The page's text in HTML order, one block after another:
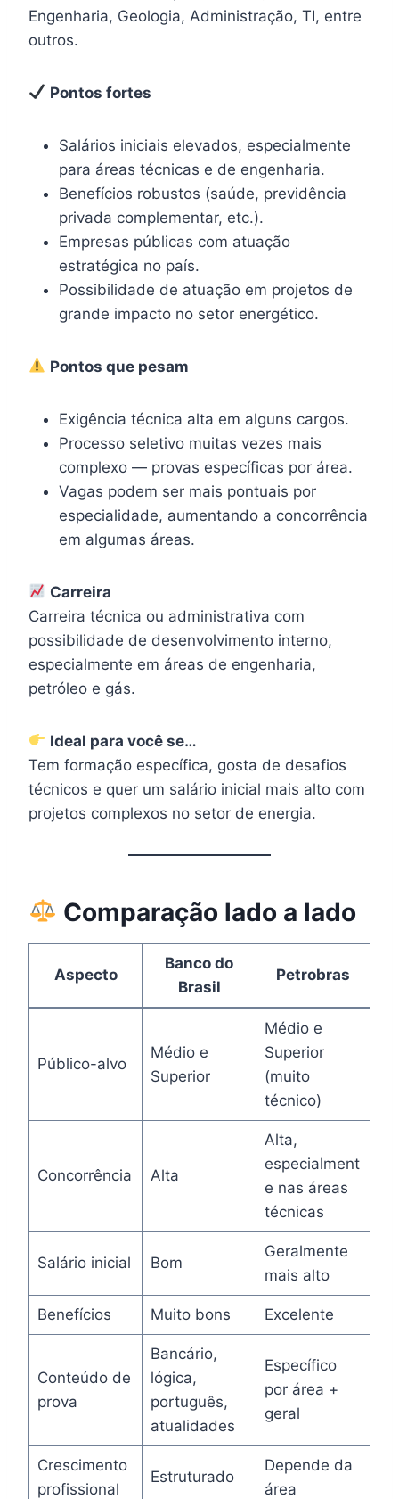
Engenharia, Geologia, Administração, TI, entre
outros.
Pontos fortes
Salários iniciais elevados, especialmente
para áreas técnicas e de engenharia.
Benefícios robustos (saúde, previdência
privada complementar, etc.).
Empresas públicas com atuação
estratégica no país.
Possibilidade de atuação em projetos de
grande impacto no setor energético.
Pontos que pesam
Exigência técnica alta em alguns cargos.
Processo seletivo muitas vezes mais
complexo — provas específicas por área.
Vagas podem ser mais pontuais por
especialidade, aumentando a concorrência
em algumas áreas.
Carreira
Carreira técnica ou administrativa com
possibilidade de desenvolvimento interno,
especialmente em áreas de engenharia,
petróleo e gás.
Ideal para você se…
Tem formação específica, gosta de desafios
técnicos e quer um salário inicial mais alto com
projetos complexos no setor de energia.
Comparação lado a lado
Aspecto
Banco do
Brasil
Petrobras
Público-alvo
Médio e
Superior
Médio e
Superior
(muito
técnico)
Concorrência Alta
Alta,
especialment
e nas áreas
técnicas
Salário inicial Bom
Geralmente
mais alto
Benefícios Muito bons Excelente
Conteúdo de
prova
Bancário,
lógica,
português,
atualidades
Específico
por área +
geral
Crescimento
profissional
Estruturado
Depende da
área